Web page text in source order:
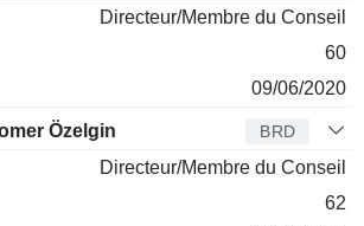
Directeur/Membre du Conseil
60
09/06/2020
Özelgin BRD
Directeur/Membre du Conseil
62